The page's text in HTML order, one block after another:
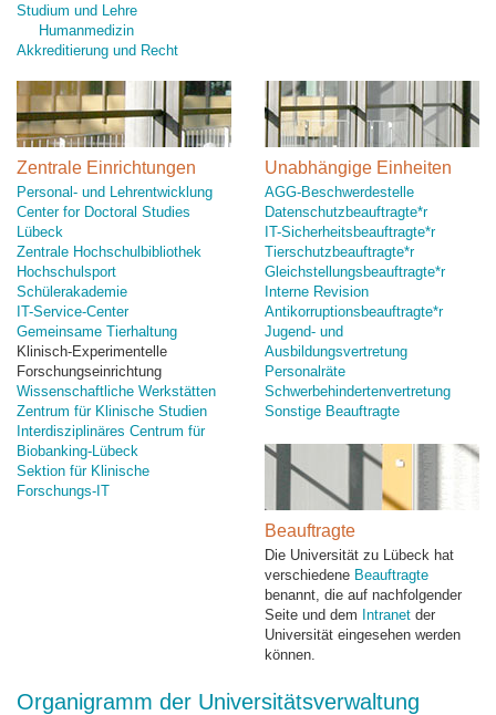
Studium und Lehre
Humanmedizin
Akkreditierung und Recht
Zentrale Einrichtungen
Personal- und Lehrentwicklung
Center for Doctoral Studies
Lübeck
Zentrale Hochschulbibliothek
Hochschulsport
Schülerakademie
IT-Service-Center
Gemeinsame Tierhaltung
Klinisch-Experimentelle
Forschungseinrichtung
Wissenschaftliche Werkstätten
Zentrum für Klinische Studien
Interdisziplinäres Centrum für
Biobanking-Lübeck
Sektion für Klinische
Forschungs-IT
Unabhängige Einheiten
AGG-Beschwerdestelle
Datenschutzbeauftragte*r
IT-Sicherheitsbeauftragte*r
Tierschutzbeauftragte*r
Gleichstellungsbeauftragte*r
Interne Revision
Antikorruptionsbeauftragte*r
Jugend- und
Ausbildungsvertretung
Personalräte
Schwerbehindertenvertretung
Sonstige Beauftragte
Beauftragte
Die Universität zu Lübeck hat
verschiedene Beauftragte
benannt, die auf nachfolgender
Seite und dem Intranet der
Universität eingesehen werden
können.
Organigramm der Universitätsverwaltung